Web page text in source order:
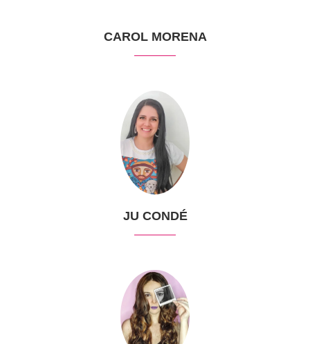
CAROL MORENA
JU CONDÉ